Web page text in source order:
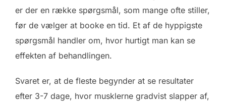
er der en række spørgsmål, som mange ofte stiller,
før de vælger at booke en tid. Et af de hyppigste
spørgsmål handler om, hvor hurtigt man kan se
effekten af behandlingen.
Svaret er, at de fleste begynder at se resultater
efter 3-7 dage, hvor musklerne gradvist slapper af,